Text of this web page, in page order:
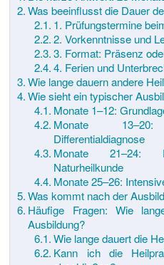
Was beeinflusst die Dauer
1. Prüfungstermine
2. Vorkenntnisse und
3. Format: Präsenz
4. Ferien und
Wie lange dauern andere
Wie sieht ein typischer
Monate 1–12:
Monate
Differentialdiagnose
Monate 21–24:
Naturheilkunde
Monate 25–26:
Was kommt nach der
Häufige Fragen: Wie
Ausbildung?
Wie lange dauert die
Kann ich die